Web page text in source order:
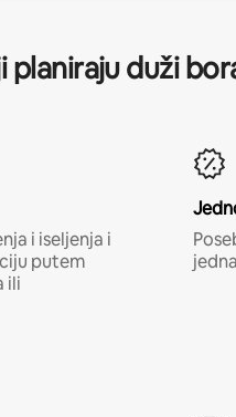
planiraju duži
i iseljenja i
putem
ili